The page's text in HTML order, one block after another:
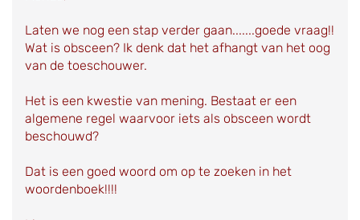
Laten we nog een stap verder gaan.......goede vraag!!
Wat is obsceen? Ik denk dat het afhangt van het oog
van de toeschouwer.
Het is een kwestie van mening. Bestaat er een
algemene regel waarvoor iets als obsceen wordt
beschouwd?
Dat is een goed woord om op te zoeken in het
woordenboek!!!!